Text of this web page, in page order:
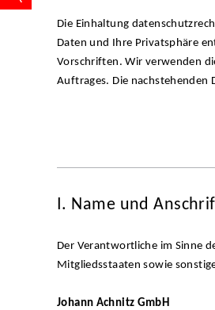
Die Einhaltung
Daten und Ihre Privatsphäre
Vorschriften. Wir verwenden
Auftrages. Die
I. Name und
Der Verantwortliche im Sinne
Mitgliedsstaaten sowie
Johann Achnitz GmbH